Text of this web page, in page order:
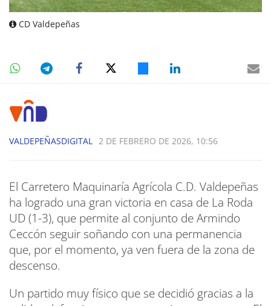
CD Valdepeñas
VALDEPEÑASDIGITAL 2 DE FEBRERO DE 2026, 10:56
El Carretero Maquinaría Agrícola C.D. Valdepeñas
ha logrado una gran victoria en casa de La Roda
UD (1-3), que permite al conjunto de Armindo
Ceccón seguir soñando con una permanencia
que, por el momento, ya ven fuera de la zona de
descenso.
Un partido muy físico que se decidió gracias a la